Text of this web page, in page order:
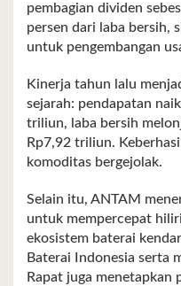
pembagian dividen
persen dari laba bersih,
untuk pengembangan
Kinerja tahun lalu
sejarah: pendapatan
triliun, laba bersih
Rp7,92 triliun.
komoditas bergejolak.
Selain itu, ANTAM
untuk mempercepat
ekosistem baterai
Baterai Indonesia serta
Rapat juga menetapkan